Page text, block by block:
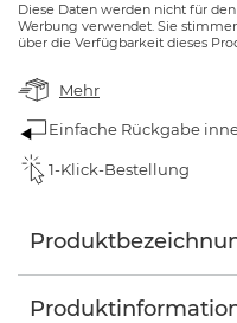
Diese Daten werden nicht für
Werbung verwendet. Sie
über die Verfügbarkeit dieses
Mehr
Einfache Rückgabe
1-Klick-Bestellung